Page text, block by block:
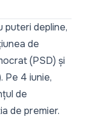
puteri depline,
de
(PSD) și
Pe 4 iunie,
de
de premier.